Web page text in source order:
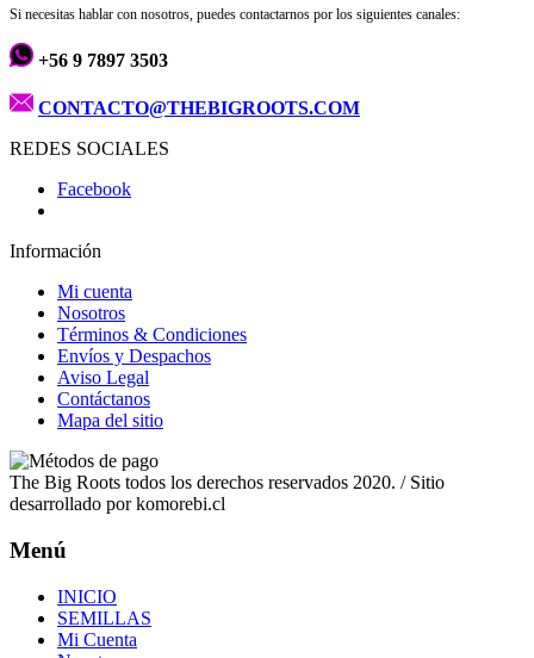
Si necesitas hablar con nosotros, puedes contactarnos por los siguientes canales:
+56 9 7897 3503
CONTACTO@THEBIGROOTS.COM
REDES SOCIALES
Facebook
Información
Mi cuenta
Nosotros
Términos & Condiciones
Envíos y Despachos
Aviso Legal
Contáctanos
Mapa del sitio
The Big Roots todos los derechos reservados 2020. / Sitio
desarrollado por komorebi.cl
Menú
INICIO
SEMILLAS
Mi Cuenta